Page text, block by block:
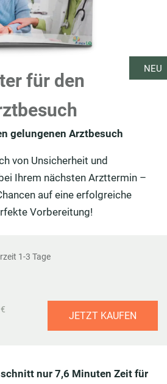
für den
gelungenen Arztbesuch
NEU
von Unsicherheit und
Ihrem nächsten Arzttermin –
auf eine erfolgreiche
Vorbereitung!
1-3 Tage
JETZT KAUFEN
nur 7,6 Minuten Zeit für